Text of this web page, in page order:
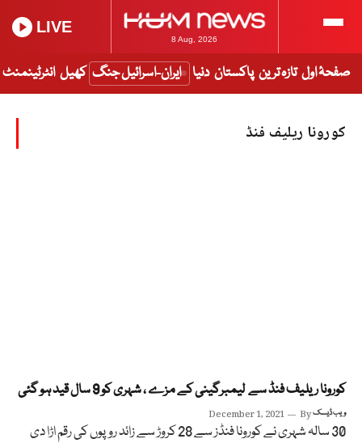
8 Aug, 2026
LIVE
صفحۂ اول تازہ ترین پاکستان دنیا ایران-اسرائیل جنگ کھیل انٹرٹینمنٹ
کورونا ریلیف فنڈ
کورونا ریلیف فنڈ سے لیمبرگینی کے مزے ، شہری کو 9 سال قید ہو گئی
December 1, 2021 Byویب ڈیسک
30 سالہ شہری نے کورونا فنڈز سے 28 کروڑ سے زائد روپوں کی رقم اڑا دی